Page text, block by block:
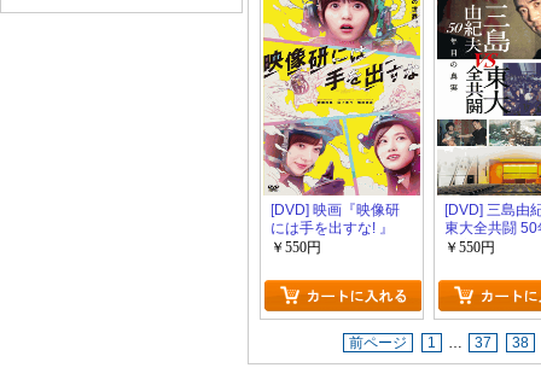
[DVD] 映画『映像研
には手を出すな! 』
￥550円
[DVD] 三島由
東大全共闘
真実
￥550円
前ページ 1 … 37 38